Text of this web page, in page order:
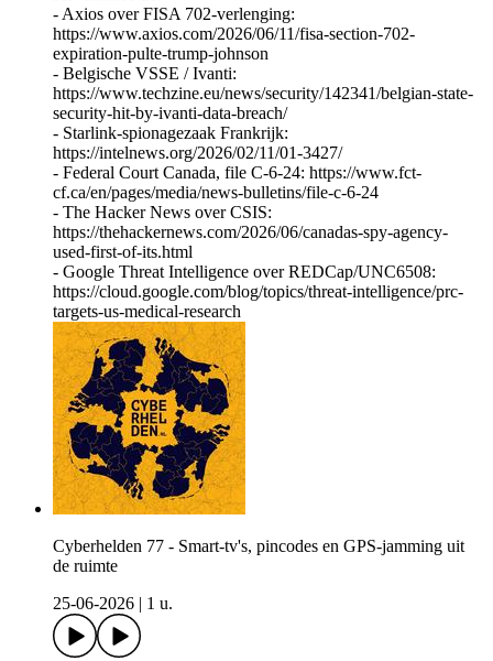
- Axios over FISA 702-verlenging:
https://www.axios.com/2026/06/11/fisa-section-702-
expiration-pulte-trump-johnson
- Belgische VSSE / Ivanti:
https://www.techzine.eu/news/security/142341/belgian-state-
security-hit-by-ivanti-data-breach/
- Starlink-spionagezaak Frankrijk:
https://intelnews.org/2026/02/11/01-3427/
- Federal Court Canada, file C-6-24: https://www.fct-
cf.ca/en/pages/media/news-bulletins/file-c-6-24
- The Hacker News over CSIS:
https://thehackernews.com/2026/06/canadas-spy-agency-
used-first-of-its.html
- Google Threat Intelligence over REDCap/UNC6508:
https://cloud.google.com/blog/topics/threat-intelligence/prc-
targets-us-medical-research
Cyberhelden 77 - Smart-tv's, pincodes en GPS-jamming uit
de ruimte
25-06-2026
1 u.